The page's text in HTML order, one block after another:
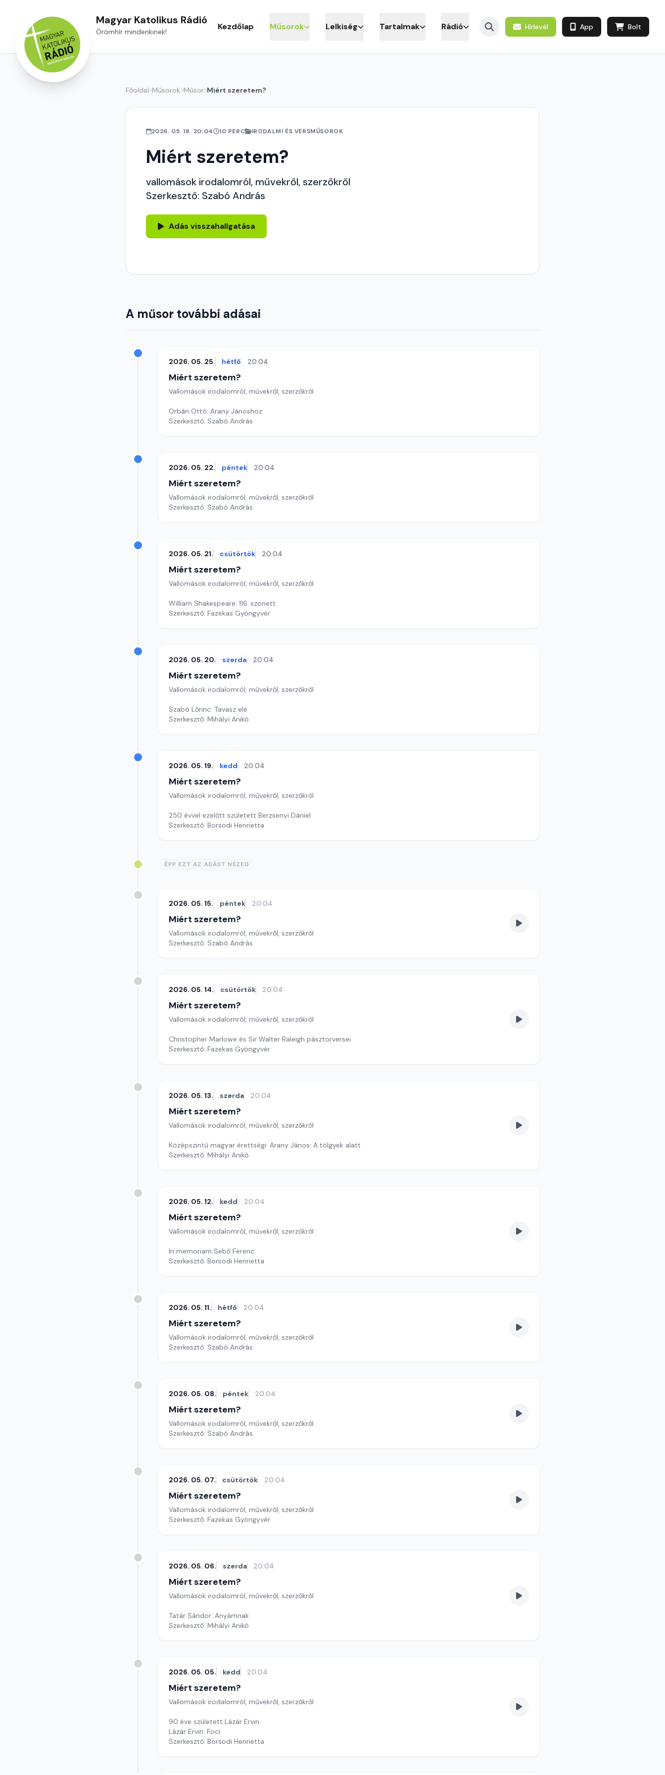
Magyar Katolikus Rádió
Örömhír mindenkinek! Kezdőlap Műsorok Lelkiség Tartalmak Rádió Hírlevél App Bolt
Főoldal Műsorok Műsor Miért szeretem?
2026. 05. 18. 20:04 10 PERC IRODALMI ÉS VERSMŰSOROK
Miért szeretem?
vallomások irodalomról, művekről, szerzőkről
Szerkesztő: Szabó András
Adás visszahallgatása
A műsor további adásai
2026. 05. 25. hétfő 20:04
Miért szeretem?
Vallomások irodalomról, művekről, szerzőkről
Orbán Ottó: Arany Jánoshoz
Szerkesztő: Szabó András
2026. 05. 22. péntek 20:04
Miért szeretem?
Vallomások irodalomról, művekről, szerzőkről
Szerkesztő: Szabó András
2026. 05. 21. csütörtök 20:04
Miért szeretem?
Vallomások irodalomról, művekről, szerzőkről
William Shakespeare: 116. szonett
Szerkesztő: Fazekas Gyöngyvér
2026. 05. 20. szerda 20:04
Miért szeretem?
Vallomások irodalomról, művekről, szerzőkről
Szabó Lőrinc: Tavasz elé
Szerkesztő: Mihályi Anikó
2026. 05. 19. kedd 20:04
Miért szeretem?
Vallomások irodalomról, művekről, szerzőkről
250 évvel ezelőtt született Berzsenyi Dániel
Szerkesztő: Borsodi Henrietta
ÉPP EZT AZ ADÁST NÉZED
2026. 05. 15. péntek 20:04
Miért szeretem?
Vallomások irodalomról, művekről, szerzőkről
Szerkesztő: Szabó András
2026. 05. 14. csütörtök 20:04
Miért szeretem?
Vallomások irodalomról, művekről, szerzőkről
Christopher Marlowe és Sir Walter Raleigh pásztorversei
Szerkesztő: Fazekas Gyöngyvér
2026. 05. 13. szerda 20:04
Miért szeretem?
Vallomások irodalomról, művekről, szerzőkről
Középszintű magyar érettségi: Arany János: A tölgyek alatt
Szerkesztő: Mihályi Anikó
2026. 05. 12. kedd 20:04
Miért szeretem?
Vallomások irodalomról, művekről, szerzőkről
In memoriam Sebő Ferenc
Szerkesztő: Borsodi Henrietta
2026. 05. 11. hétfő 20:04
Miért szeretem?
Vallomások irodalomról, művekről, szerzőkről
Szerkesztő: Szabó András
2026. 05. 08. péntek 20:04
Miért szeretem?
Vallomások irodalomról, művekről, szerzőkről
Szerkesztő: Szabó András
2026. 05. 07. csütörtök 20:04
Miért szeretem?
Vallomások irodalomról, művekről, szerzőkről
Szerkesztő: Fazekas Gyöngyvér
2026. 05. 06. szerda 20:04
Miért szeretem?
Vallomások irodalomról, művekről, szerzőkről
Tatár Sándor: Anyámnak
Szerkesztő: Mihályi Anikó
2026. 05. 05. kedd 20:04
Miért szeretem?
Vallomások irodalomról, művekről, szerzőkről
90 éve született Lázár Ervin
Lázár Ervin: Foci
Szerkesztő: Borsodi Henrietta